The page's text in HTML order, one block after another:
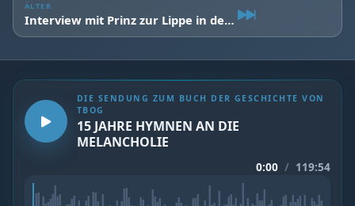
ÄLTER
Interview mit Prinz zur Lippe in der Auszeit
DIE SENDUNG ZUM BUCH DER GESCHICHTE VON
TBOG
15 JAHRE HYMNEN AN DIE
MELANCHOLIE
0:00 / 119:54